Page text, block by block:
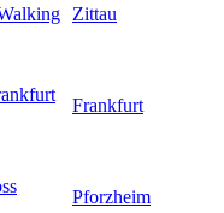
Zittau
Frankfurt
Pforzheim